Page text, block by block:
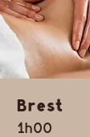
Brest
1h00